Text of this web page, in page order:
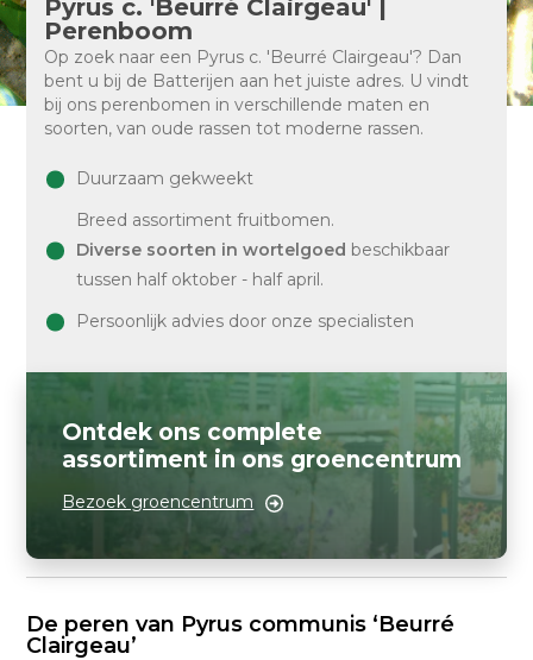
Pyrus c. 'Beurré Clairgeau' |
Perenboom
Op zoek naar een Pyrus c. 'Beurré Clairgeau'? Dan
bent u bij de Batterijen aan het juiste adres. U vindt
bij ons perenbomen in verschillende maten en
soorten, van oude rassen tot moderne rassen.
Duurzaam gekweekt
Breed assortiment fruitbomen.
Diverse soorten in wortelgoed beschikbaar
tussen half oktober - half april.
Persoonlijk advies door onze specialisten
Ontdek ons complete
assortiment in ons groencentrum
Bezoek groencentrum
De peren van Pyrus communis ‘Beurré
Clairgeau’